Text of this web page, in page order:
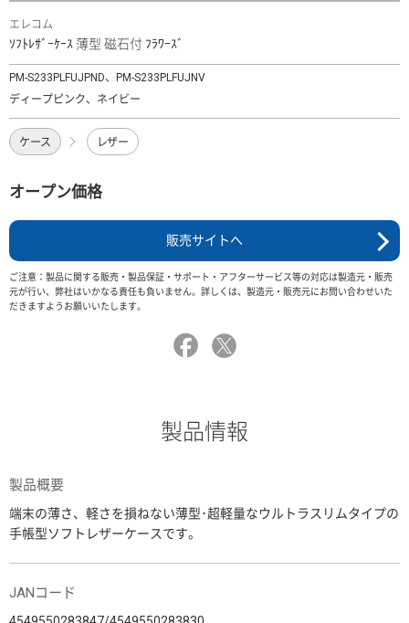
エレコム
ｿﾌﾄﾚｻﾞｰｹｰｽ 薄型 磁石付 ﾌﾗﾜｰｽﾞ
PM-S233PLFUJPND、PM-S233PLFUJNV
ディープピンク、ネイビー
ケース レザー
オープン価格
販売サイトへ
ご注意：製品に関する販売・製品保証・サポート・アフターサービス等の対応は製造元・販売
元が行い、弊社はいかなる責任も負いません。詳しくは、製造元・販売元にお問い合わせいた
だきますようお願いいたします。
製品情報
製品概要
端末の薄さ、軽さを損ねない薄型･超軽量なウルトラスリムタイプの
手帳型ソフトレザーケースです。
JANコード